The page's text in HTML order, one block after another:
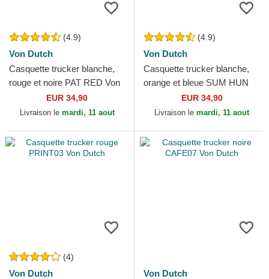
(4.9)
Von Dutch
Casquette trucker blanche,
rouge et noire PAT RED Von
EUR 34,90
Livraison le mardi, 11 aout
(4.9)
Von Dutch
Casquette trucker blanche,
orange et bleue SUM HUN
Von DutchEUR 34,90
Livraison le mardi, 11 aout
(4)
Von Dutch
Von Dutch